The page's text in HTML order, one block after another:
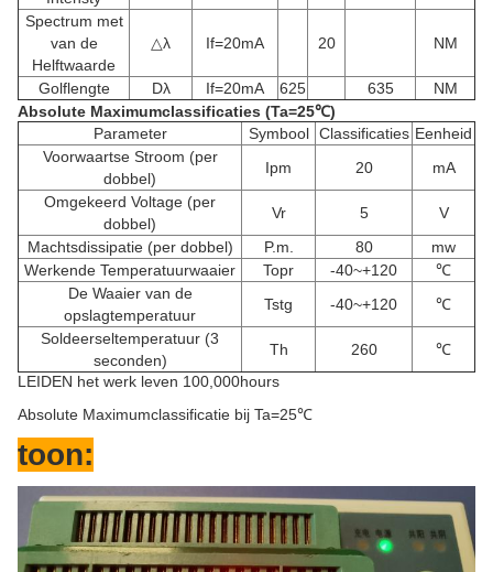
Spectrum met
van de
Helftwaarde
△λ If=20mA 20 NM
Golflengte Dλ If=20mA 625 635
NM
Absolute Maximumclassificaties (Ta=25℃)
Parameter
Symbool Classificaties Eenheid
Voorwaartse Stroom (per
dobbel)
Ipm 20
mA
Omgekeerd Voltage (per
dobbel)
Vr 5
V
Machtsdissipatie (per dobbel)
P.m. 80
mw
Werkende Temperatuurwaaier
Topr -40~+120
℃
De Waaier van de
opslagtemperatuur
Tstg -40~+120
℃
Soldeerseltemperatuur (3
seconden)
Th 260
℃
LEIDEN het werk leven 100,000hours
Absolute Maximumclassificatie bij Ta=25℃
toon: